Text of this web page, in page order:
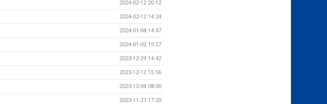
2024-02-12 20:12
2024-02-12 14:24
2024-01-08 14:47
2024-01-02 19:27
2023-12-29 14:42
2023-12-12 15:56
2023-12-04 08:00
2023-11-27 17:20